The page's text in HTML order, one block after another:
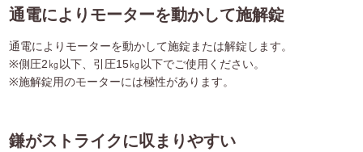
通電によりモーターを動かして施解錠
通電によりモーターを動かして施錠または解錠します。
※側圧2㎏以下、引圧15㎏以下でご使用ください。
※施解錠用のモーターには極性があります。
鎌がストライクに収まりやすい